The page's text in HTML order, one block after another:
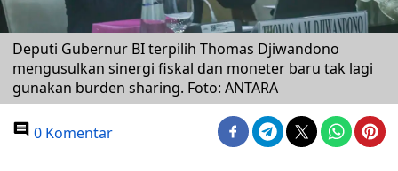
Deputi Gubernur BI terpilih Thomas Djiwandono
mengusulkan sinergi fiskal dan moneter baru tak lagi
gunakan burden sharing. Foto: ANTARA
0 Komentar